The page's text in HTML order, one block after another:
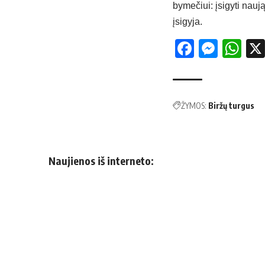
by­me­čiui: įsi­gy­ti
įsi­gy­ja.
ŽYMOS: Biržų turgus
Naujienos iš interneto: